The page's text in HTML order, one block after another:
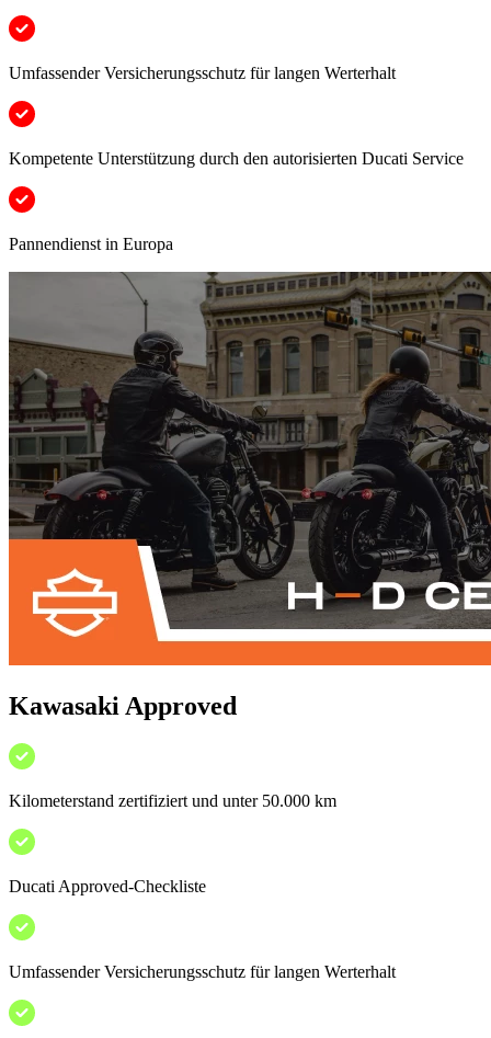
Umfassender Versicherungsschutz für langen Werterhalt
Kompetente Unterstützung durch den autorisierten Ducati Service
Pannendienst in Europa
Kawasaki Approved
Kilometerstand zertifiziert und unter 50.000 km
Ducati Approved-Checkliste
Umfassender Versicherungsschutz für langen Werterhalt